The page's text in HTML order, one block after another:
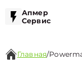
Апмер
Сервис
Главная/